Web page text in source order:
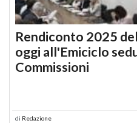
Rendiconto 2025
oggi all'Emiciclo
Commissioni
di Redazione